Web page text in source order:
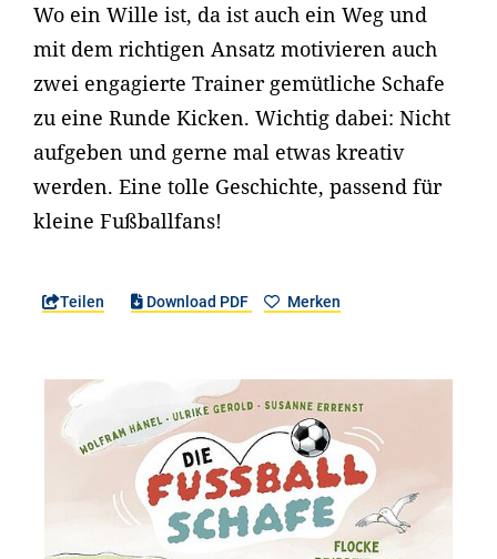
Wo ein Wille ist, da ist auch ein Weg und
mit dem richtigen Ansatz motivieren auch
zwei engagierte Trainer gemütliche Schafe
zu eine Runde Kicken. Wichtig dabei: Nicht
aufgeben und gerne mal etwas kreativ
werden. Eine tolle Geschichte, passend für
kleine Fußballfans!
Teilen Download PDF Merken